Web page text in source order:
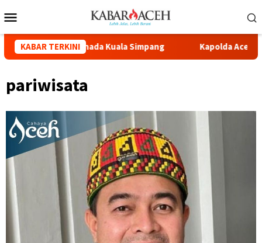
KABAR TERKINI
Kuala Simpang Kapolda Aceh Hadiri
pariwisata